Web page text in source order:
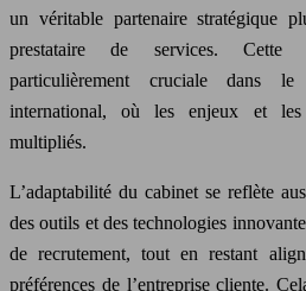
un véritable partenaire stratégique
prestataire de services. Cette
particulièrement cruciale dans
international, où les enjeux et les
multipliés.
L’adaptabilité du cabinet se reflète
des outils et des technologies
de recrutement, tout en restant
préférences de l’entreprise cliente.